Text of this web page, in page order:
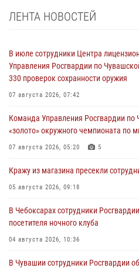
ЛЕНТА НОВОСТЕЙ
В июле сотрудники Центра
Управления Росгвардии по
330 проверок сохранности оружия
07 августа 2026, 07:42
Команда Управления Росгвардии по
«золото» окружного чемпионата по
07 августа 2026, 05:20 5
Кражу из магазина пресекли
05 августа 2026, 09:18
В Чебоксарах сотрудники
посетителя ночного клуба
04 августа 2026, 10:36
В Чувашии сотрудники Росгвардии